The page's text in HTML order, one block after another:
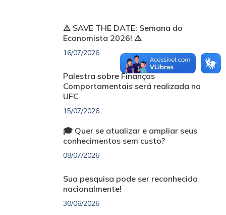
⚠️ SAVE THE DATE: Semana do
Economista 2026! ⚠️
16/07/2026
Palestra sobre Finanças
Comportamentais será realizada na
UFC
15/07/2026
🎓 Quer se atualizar e ampliar seus
conhecimentos sem custo?
08/07/2026
Sua pesquisa pode ser reconhecida
nacionalmente!
30/06/2026